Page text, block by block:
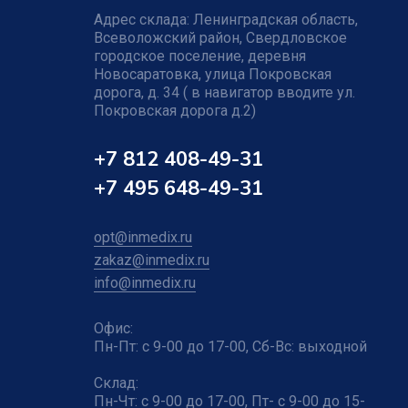
Адрес склада: Ленинградская область,
Всеволожский район, Свердловское
городское поселение, деревня
Новосаратовка, улица Покровская
дорога, д. 34 ( в навигатор вводите ул.
Покровская дорога д.2)
+7 812 408-49-31
+7 495 648-49-31
opt@inmedix.ru
zakaz@inmedix.ru
info@inmedix.ru
Офис:
Пн-Пт: с 9-00 до 17-00, Сб-Вс: выходной
Склад:
Пн-Чт: с 9-00 до 17-00, Пт- с 9-00 до 15-